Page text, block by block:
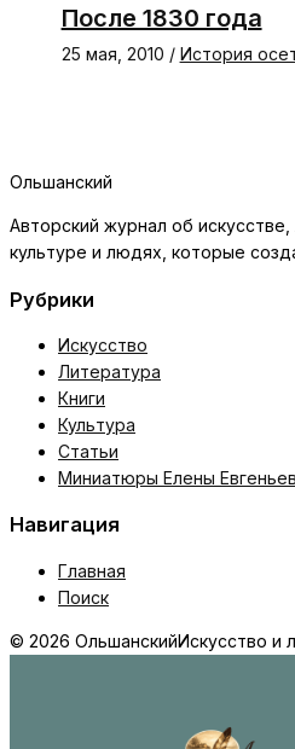
После 1830 года
25 мая, 2010 / История
Ольшанский
Авторский журнал об искусстве,
культуре и людях, которые
Рубрики
Искусство
Литература
Книги
Культура
Статьи
Миниатюры Елены
Навигация
Главная
Поиск
© 2026 ОльшанскийИскусство и